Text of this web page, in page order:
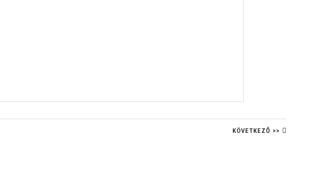
KÖVETKEZŐ >>